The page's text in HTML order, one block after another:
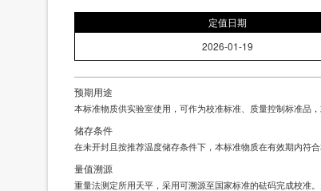
定值日期
2026-01-19
预期用途
本标准物质供实验室使用，可作为校准标准、质量控制标准品，
储存条件
在未开封且按推荐温度储存条件下，本标准物质在有效期内符
量值溯源
重量法测定所用天平，采用可溯源至国家标准的砝码完成校准